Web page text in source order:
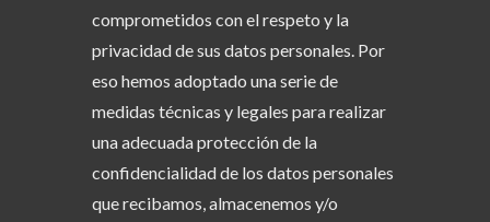
comprometidos con el respeto y la
privacidad de sus datos personales. Por
eso hemos adoptado una serie de
medidas técnicas y legales para realizar
una adecuada protección de la
confidencialidad de los datos personales
que recibamos, almacenemos y/o